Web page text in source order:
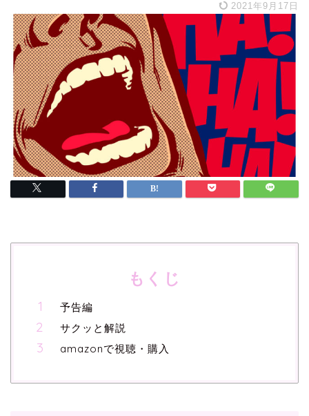
2021年9月17日
もくじ
予告編
サクッと解説
amazonで視聴・購入